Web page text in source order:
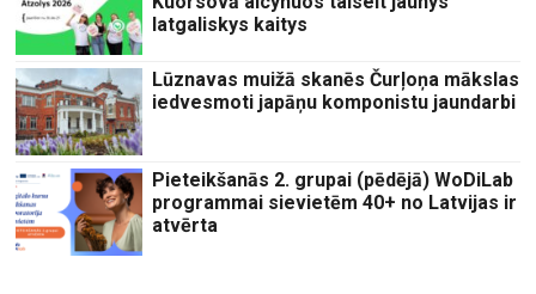
latgaliskys kaitys
Lūznavas muižā skanēs Čurļoņa mākslas
iedvesmoti japāņu komponistu jaundarbi
Pieteikšanās 2. grupai (pēdējā) WoDiLab
programmai sievietēm 40+ no Latvijas ir
atvērta